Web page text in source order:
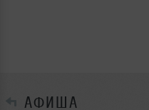
АФИША